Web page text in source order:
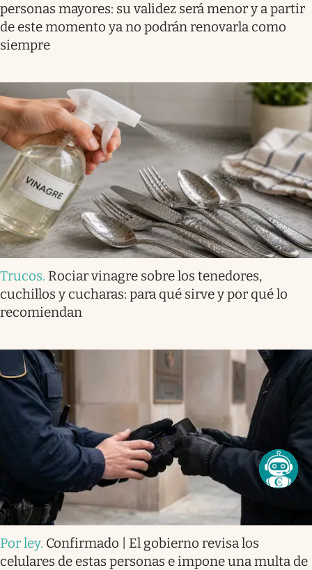
personas mayores: su validez será menor y a partir
de este momento ya no podrán renovarla como
siempre
Trucos. Rociar vinagre sobre los tenedores,
cuchillos y cucharas: para qué sirve y por qué lo
recomiendan
Por ley. Confirmado | El gobierno revisa los
celulares de estas personas e impone una multa de